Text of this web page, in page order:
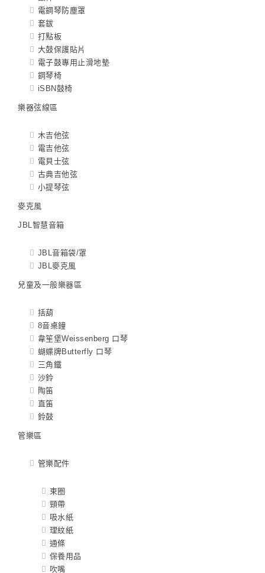
電鋼琴防塵罩
套鈸
打點板
大鼓保護貼片
電子鼓專用止滑地墊
鋼琴椅
iSBN鼓椅
樂器弦線區
木吉他弦
電吉他弦
電貝士弦
古典吉他弦
小提琴弦
麥克風
JBL智慧音箱
JBL音箱袋/罩
JBL麥克風
兒童及一般樂器區
括葫
8音桌鐘
韋笙堡Weissenberg 口琴
蝴蝶牌Butterfly 口琴
三角鐵
沙鈴
陶笛
直笛
鈴鼓
管樂區
管樂配件
束圈
頸帶
吸水紙
理紋紙
通條
保養用品
吹嘴